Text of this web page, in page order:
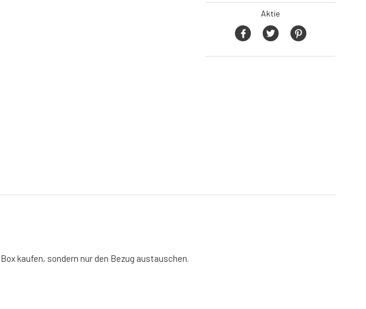
Aktie
kaufen, sondern nur den Bezug austauschen.